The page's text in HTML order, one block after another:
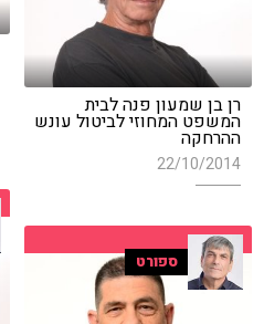
רן בן שמעון פנה לבית
המשפט המחוזי לביטול עונש
ההרחקה
22/10/2014
ספורט